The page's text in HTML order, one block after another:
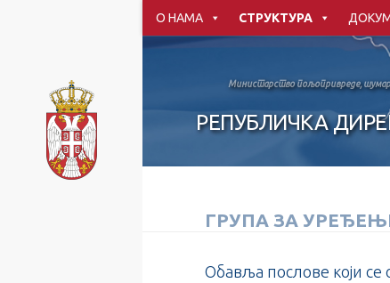
О НАМА СТРУКТУРА
РЕПУБЛИЧКА
Министарство пољопривреде,
ГРУПА ЗА
Обавља послове који се